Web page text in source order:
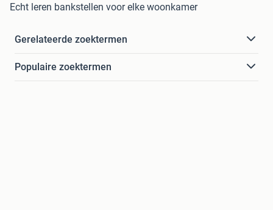
Echt leren bankstellen voor elke woonkamer
Gerelateerde zoektermen
Populaire zoektermen